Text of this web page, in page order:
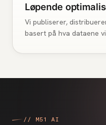
Løpende
Vi publiserer,
basert på hva dataene
// M51 AI